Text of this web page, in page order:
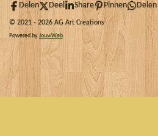
Delen Deel Share Pinnen Delen
© 2021 - 2026 AG Art Creations
Powered byJouwWeb